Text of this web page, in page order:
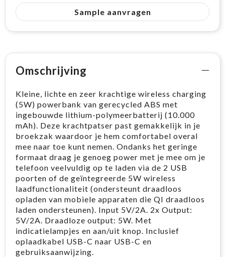
Sample aanvragen
Omschrijving
Kleine, lichte en zeer krachtige wireless charging
(5W) powerbank van gerecycled ABS met
ingebouwde lithium-polymeerbatterij (10.000
mAh). Deze krachtpatser past gemakkelijk in je
broekzak waardoor je hem comfortabel overal
mee naar toe kunt nemen. Ondanks het geringe
formaat draag je genoeg power met je mee om je
telefoon veelvuldig op te laden via de 2 USB
poorten of de geïntegreerde 5W wireless
laadfunctionaliteit (ondersteunt draadloos
opladen van mobiele apparaten die QI draadloos
laden ondersteunen). Input 5V/2A. 2x Output:
5V/2A. Draadloze output: 5W. Met
indicatielampjes en aan/uit knop. Inclusief
oplaadkabel USB-C naar USB-C en
gebruiksaanwijzing.